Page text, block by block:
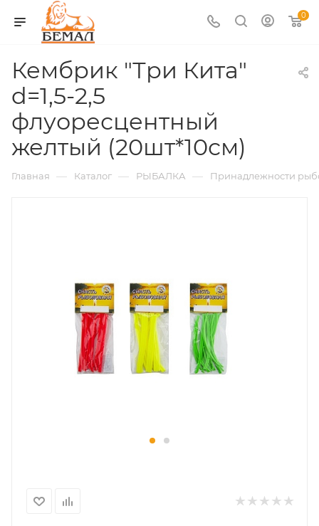
0
Кембрик "Три Кита"
d=1,5-2,5
флуоресцентный
желтый (20шт*10см)
Главная — Каталог — РЫБАЛКА — Принадлежности